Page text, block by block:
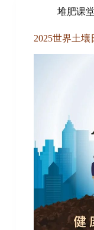
堆肥课堂
2025世界土